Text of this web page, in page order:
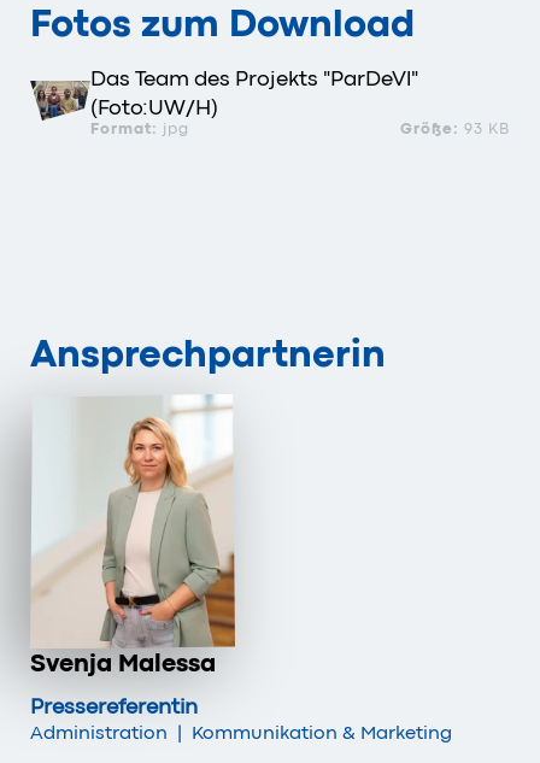
Fotos zum Download
Das Team des Projekts "ParDeVl"
(Foto:UW/H)
Format: jpg Größe: 93 KB
Ansprechpartnerin
Svenja Malessa
Pressereferentin
Administration
Kommunikation & Marketing